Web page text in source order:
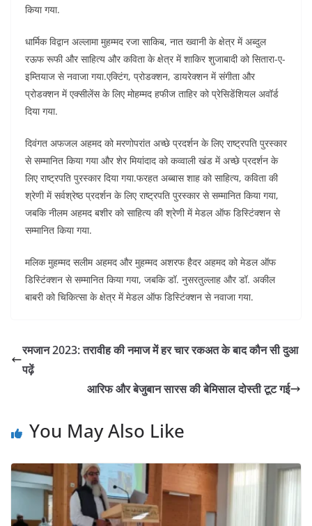
किया गया.
धार्मिक विद्वान अल्लामा मुहम्मद रजा साकिब, नात ख्वानी के क्षेत्र में अब्दुल
रऊफ रूफी और साहित्य और कविता के क्षेत्र में शाकिर शुजाबादी को सितारा-ए-
इम्तियाज से नवाजा गया.एक्टिंग, प्रोडक्शन, डायरेक्शन में संगीता और
प्रोडक्शन में एक्सीलेंस के लिए मोहम्मद हफीज ताहिर को प्रेसिडेंशियल अवॉर्ड
दिया गया.
दिवंगत अफजल अहमद को मरणोपरांत अच्छे प्रदर्शन के लिए राष्ट्रपति पुरस्कार
से सम्मानित किया गया और शेर मियांदाद को कव्वाली खंड में अच्छे प्रदर्शन के
लिए राष्ट्रपति पुरस्कार दिया गया.फरहत अब्बास शाह को साहित्य, कविता की
श्रेणी में सर्वश्रेष्ठ प्रदर्शन के लिए राष्ट्रपति पुरस्कार से सम्मानित किया गया,
जबकि नीलम अहमद बशीर को साहित्य की श्रेणी में मेडल ऑफ डिस्टिंक्शन से
सम्मानित किया गया.
मलिक मुहम्मद सलीम अहमद और मुहम्मद अशरफ हैदर अहमद को मेडल ऑफ
डिस्टिंक्शन से सम्मानित किया गया, जबकि डॉ. नुसरतुल्लाह और डॉ. अकील
बाबरी को चिकित्सा के क्षेत्र में मेडल ऑफ डिस्टिंक्शन से नवाजा गया.
रमजान 2023: तरावीह की नमाज में हर चार रकअत के बाद कौन सी दुआ
पढ़ें
आरिफ और बेजुबान सारस की बेमिसाल दोस्ती टूट गई
You May Also Like